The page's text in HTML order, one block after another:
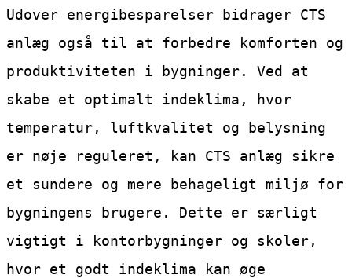
Udover energibesparelser bidrager CTS
anlæg også til at forbedre komforten og
produktiviteten i bygninger. Ved at
skabe et optimalt indeklima, hvor
temperatur, luftkvalitet og belysning
er nøje reguleret, kan CTS anlæg sikre
et sundere og mere behageligt miljø for
bygningens brugere. Dette er særligt
vigtigt i kontorbygninger og skoler,
hvor et godt indeklima kan øge